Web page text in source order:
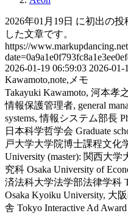
2026年01月19日 に初出の投
した文章です。
https://
2026-01-19 06:59:03 2026-01-
Kawamoto,note,メモ
Takayuki Kawamoto, 河本孝之
情報保護管理者, general
systems, 情報システム部長
日本科学哲学会 Graduate
戸大学大学院博士課程文化
University (master): 関西大
究科 Osaka University of
済法科大学法学部法律学科
Osaka Kyoiku University, 大
舎 Tokyo Interactive Ad